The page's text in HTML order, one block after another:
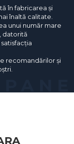
în fabricarea și
înaltă calitate.
unui număr mare
datorită
recomandărilor și